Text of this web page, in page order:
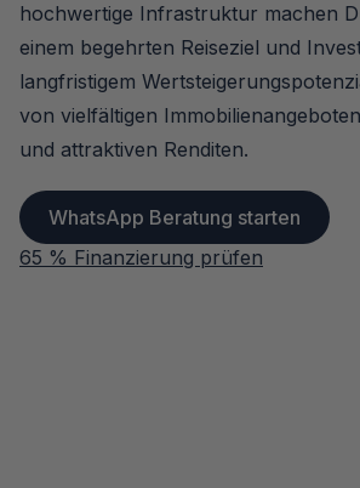
hochwertige Infrastruktur machen
einem begehrten Reiseziel und
langfristigem
von vielfältigen
und attraktiven Renditen.
WhatsApp Beratung starten
65 % Finanzierung prüfen